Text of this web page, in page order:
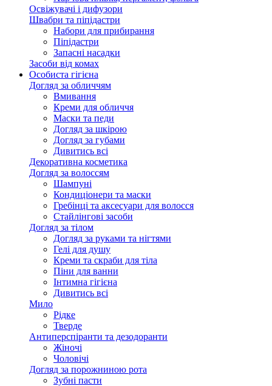
Освіжувачі і дифузори
Швабри та піпідастри
Набори для прибирання
Піпідастри
Запасні насадки
Засоби від комах
Особиста гігієна
Догляд за обличчям
Вмивання
Креми для обличчя
Маски та педи
Догляд за шкірою
Догляд за губами
Дивитись всі
Декоративна косметика
Догляд за волоссям
Шампуні
Кондиціонери та маски
Гребінці та аксесуари для волосся
Стайлінгові засоби
Догляд за тілом
Догляд за руками та нігтями
Гелі для душу
Креми та скраби для тіла
Піни для ванни
Інтимна гігієна
Дивитись всі
Мило
Рідке
Тверде
Антиперспіранти та дезодоранти
Жіночі
Чоловічі
Догляд за порожниною рота
Зубні пасти